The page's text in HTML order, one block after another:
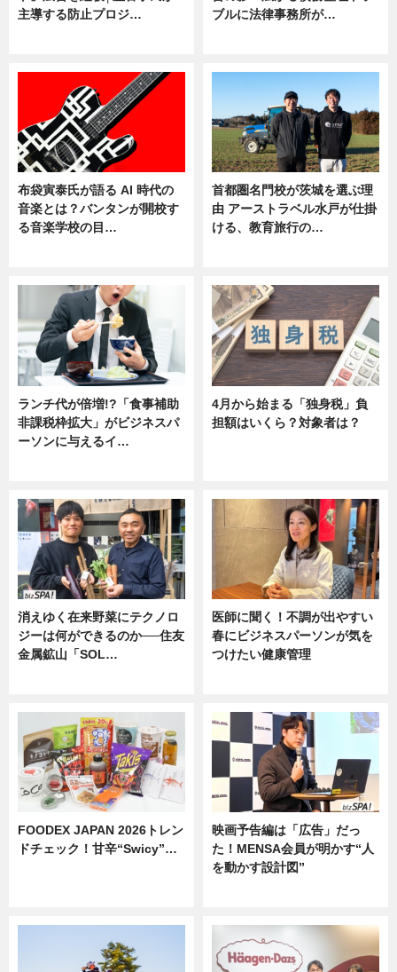
主導する防止プロジ…
ブルに法律事務所が…
布袋寅泰氏が語る AI 時代の
音楽とは？バンタンが開校す
る音楽学校の目…
首都圏名門校が茨城を選ぶ理
由 アーストラベル水戸が仕掛
ける、教育旅行の…
ランチ代が倍増!?「食事補助
非課税枠拡大」がビジネスパ
ーソンに与えるイ…
4月から始まる「独身税」負
担額はいくら？対象者は？
消えゆく在来野菜にテクノロ
ジーは何ができるのか──住友
金属鉱山「SOL…
医師に聞く！不調が出やすい
春にビジネスパーソンが気を
つけたい健康管理
FOODEX JAPAN 2026トレン
ドチェック！甘辛“Swicy”…
映画予告編は「広告」だっ
た！MENSA会員が明かす“人
を動かす設計図”